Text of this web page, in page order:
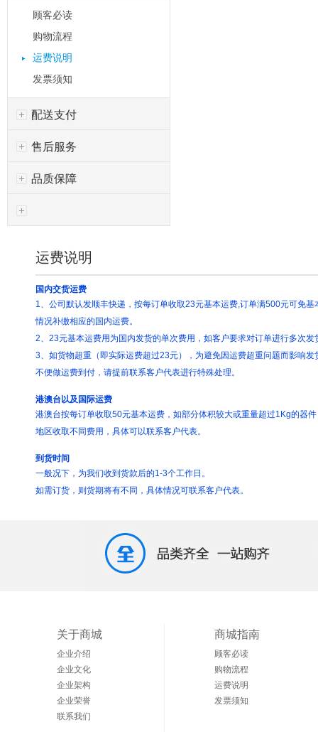
顾客必读
购物流程
运费说明
发票须知
配送支付
售后服务
品质保障
运费说明
国内交货运费
1、公司默认发顺丰快递，按每订单收取23元基本运费,订单满500元可免
情况补缴相应的国内运费。
2、23元基本运费用为国内发货的单次费用，如客户要求对订单进行多次
3、如货物超重（即实际运费超过23元），为避免因运费超重问题而影响
不便做运费到付，请提前联系客户代表进行特殊处理。
港澳台以及国际运费
港澳台按每订单收取50元基本运费，如部分体积较大或重量超过1Kg的器
地区收取不同费用，具体可以联系客户代表。
到货时间
一般况下，为我们收到货款后的1-3个工作日。
如需订货，则货期将有不同，具体情况可联系客户代表。
关于商城
企业介绍
企业文化
企业架构
企业荣誉
联系我们
商城指南
顾客必读
购物流程
运费说明
发票须知